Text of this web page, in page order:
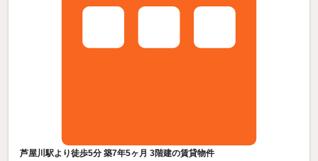
芦屋川駅より徒歩5分 築7年5ヶ月 3階建の賃貸物件